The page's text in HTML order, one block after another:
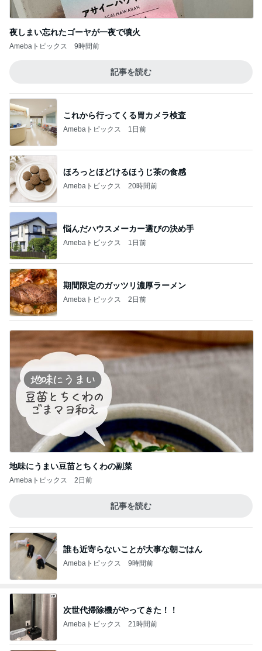
夜しまい忘れたゴーヤが一夜で噴火
Amebaトピックス 9時間前
記事を読む
これから行ってくる胃カメラ検査
Amebaトピックス 1日前
ほろっとほどけるほうじ茶の食感
Amebaトピックス 20時間前
悩んだハウスメーカー選びの決め手
Amebaトピックス 1日前
期間限定のガッツリ濃厚ラーメン
Amebaトピックス 2日前
地味にうまい豆苗とちくわの副菜
Amebaトピックス 2日前
記事を読む
誰も近寄らないことが大事な朝ごはん
Amebaトピックス 9時間前
次世代掃除機がやってきた！！
Amebaトピックス 21時間前